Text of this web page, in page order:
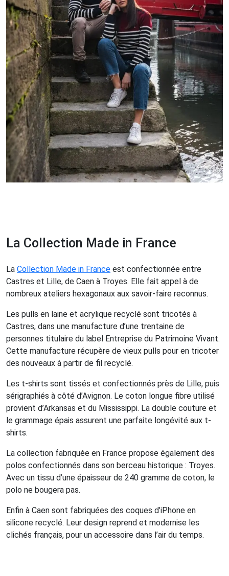
La Collection Made in France
La Collection Made in France est confectionnée entre
Castres et Lille, de Caen à Troyes. Elle fait appel à de
nombreux ateliers hexagonaux aux savoir-faire reconnus.
Les pulls en laine et acrylique recyclé sont tricotés à
Castres, dans une manufacture d’une trentaine de
personnes titulaire du label Entreprise du Patrimoine Vivant.
Cette manufacture récupère de vieux pulls pour en tricoter
des nouveaux à partir de fil recyclé.
Les t-shirts sont tissés et confectionnés près de Lille, puis
sérigraphiés à côté d’Avignon. Le coton longue fibre utilisé
provient d’Arkansas et du Mississippi. La double couture et
le grammage épais assurent une parfaite longévité aux t-
shirts.
La collection fabriquée en France propose également des
polos confectionnés dans son berceau historique : Troyes.
Avec un tissu d’une épaisseur de 240 gramme de coton, le
polo ne bougera pas.
Enfin à Caen sont fabriquées des coques d’iPhone en
silicone recyclé. Leur design reprend et modernise les
clichés français, pour un accessoire dans l’air du temps.